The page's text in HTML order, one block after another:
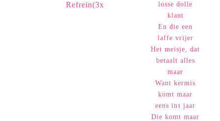
Refrein(3x
losse dolle
klant
En die een
laffe vrijer
Het meisje, dat
betaalt alles
maar
Want kermis
komt maar
eens int jaar
Die komt maar